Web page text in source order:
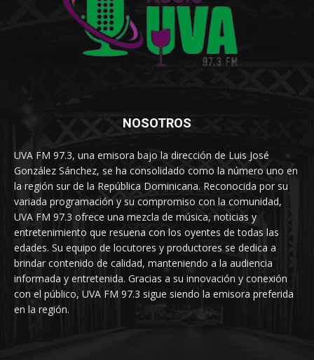
NOSOTROS
UVA FM 97.3, una emisora bajo la dirección de Luis José
González Sánchez, se ha consolidado como la número uno en
la región sur de la República Dominicana. Reconocida por su
variada programación y su compromiso con la comunidad,
UVA FM 97.3 ofrece una mezcla de música, noticias y
entretenimiento que resuena con los oyentes de todas las
edades. Su equipo de locutores y productores se dedica a
brindar contenido de calidad, manteniendo a la audiencia
informada y entretenida. Gracias a su innovación y conexión
con el público, UVA FM 97.3 sigue siendo la emisora preferida
en la región.